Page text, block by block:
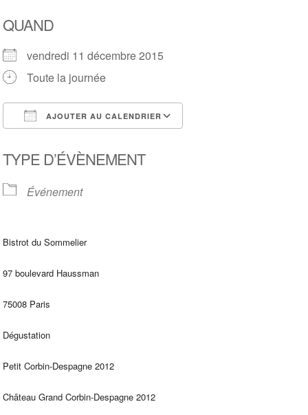
QUAND
vendredi 11 décembre 2015
Toute la journée
AJOUTER AU CALENDRIER
TYPE D’ÉVÈNEMENT
Événement
Bistrot du Sommelier
97 boulevard Haussman
75008 Paris
Dégustation
Petit Corbin-Despagne 2012
Château Grand Corbin-Despagne 2012